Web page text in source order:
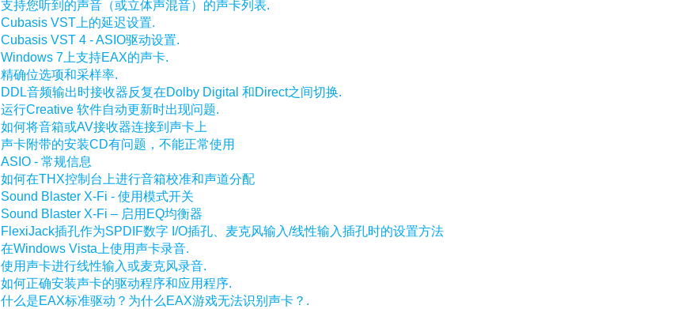
支持您听到的声音（或立体声混音）的声卡列表.
Cubasis VST上的延迟设置.
Cubasis VST 4 - ASIO驱动设置.
Windows 7上支持EAX的声卡.
精确位选项和采样率.
DDL音频输出时接收器反复在Dolby Digital 和Direct之间切换.
运行Creative 软件自动更新时出现问题.
如何将音箱或AV接收器连接到声卡上
声卡附带的安装CD有问题，不能正常使用
ASIO - 常规信息
如何在THX控制台上进行音箱校准和声道分配
Sound Blaster X-Fi - 使用模式开关
Sound Blaster X-Fi – 启用EQ均衡器
FlexiJack插孔作为SPDIF数字 I/O插孔、麦克风输入/线性输入插孔时的设置方法
在Windows Vista上使用声卡录音.
使用声卡进行线性输入或麦克风录音.
如何正确安装声卡的驱动程序和应用程序.
什么是EAX标准驱动？为什么EAX游戏无法识别声卡？.